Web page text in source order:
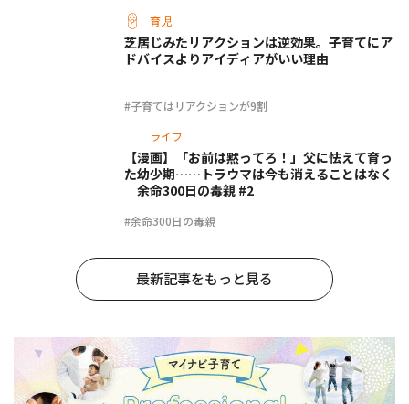
育児
#子育てはリアクションが9割
芝居じみたリアクションは逆効果。子育てにア
ドバイスよりアイディアがいい理由
ライフ
#余命300日の毒親
【漫画】「お前は黙ってろ！」父に怯えて育っ
た幼少期……トラウマは今も消えることはなく
｜余命300日の毒親 #2
最新記事をもっと見る